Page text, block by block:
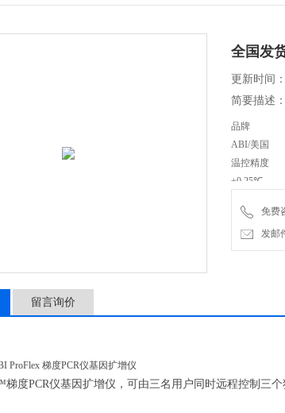
全国发
更新时间
简要描述：
品牌
ABI/美国
温控精度
±0.25℃
升温速度
4.40 ℃/s
温度均一性
免费
发邮
留言询价
度PCR仪基因扩增仪，可由三名用户同时远程控制三